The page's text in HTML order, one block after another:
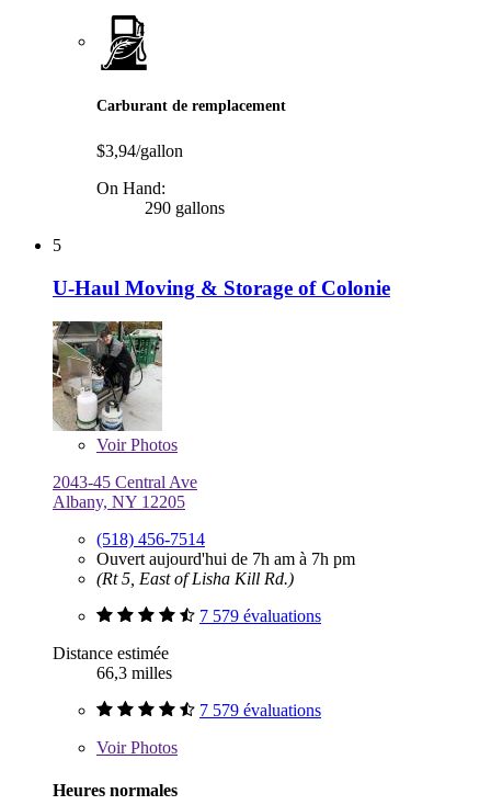
Carburant de remplacement
$3,94/gallon
On Hand:
290 gallons
5
U-Haul Moving & Storage of Colonie
VoirPhotos
2043-45 Central Ave
Albany, NY 12205
(518) 456-7514
Ouvert aujourd'hui de 7h am à 7h pm
(Rt 5, East of Lisha Kill Rd.)
7 579 évaluations
Distance estimée
66,3 milles
7 579 évaluations
VoirPhotos
Heures normales